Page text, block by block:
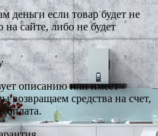
если товар будет не
на сайте, либо не будет
описанию или имеет
возвращаем средства на счет,
оплата.